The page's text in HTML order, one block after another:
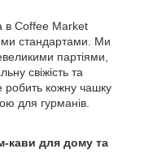
в Coffee Market
стандартами. Ми
партіями,
свіжість та
робить кожну чашку
для гурманів.
кави для дому та